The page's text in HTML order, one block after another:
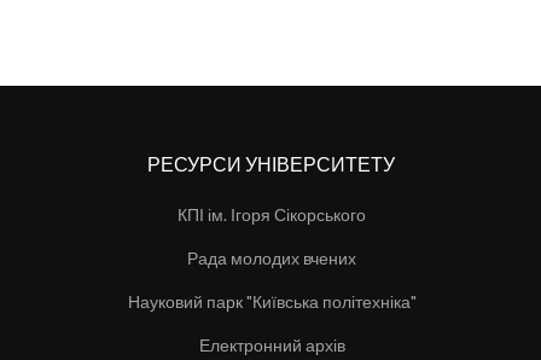
РЕСУРСИ УНІВЕРСИТЕТУ
КПІ ім. Ігоря Сікорського
Рада молодих вчених
Науковий парк "Київська політехніка"
Електронний архів